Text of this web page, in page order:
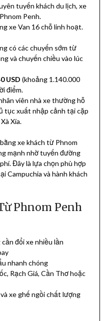
tuyến khách du lịch, xe
Penh.
xe Van 16 chỗ linh hoạt.
có các chuyến sớm từ
và chuyến chiều vào lúc
USD (khoảng 1.140.000
điểm.
viên nhà xe thường hỗ
tục xuất nhập cảnh tại cặp
Xía.
xe khách từ Phnom
mạnh nhờ tuyến đường
Đây là lựa chọn phù hợp
Campuchia và hành khách
Phnom Penh
đổi xe nhiều lần
nhanh chóng
Rạch Giá, Cần Thơ hoặc
xe ghế ngồi chất lượng